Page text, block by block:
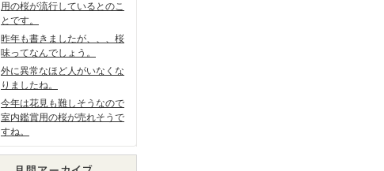
用の桜が流行しているとのこ
とです。
昨年も書きましたが、、、桜
味ってなんでしょう。
外に異常なほど人がいなくな
りましたね。
今年は花見も難しそうなので
室内鑑賞用の桜が売れそうで
すね。